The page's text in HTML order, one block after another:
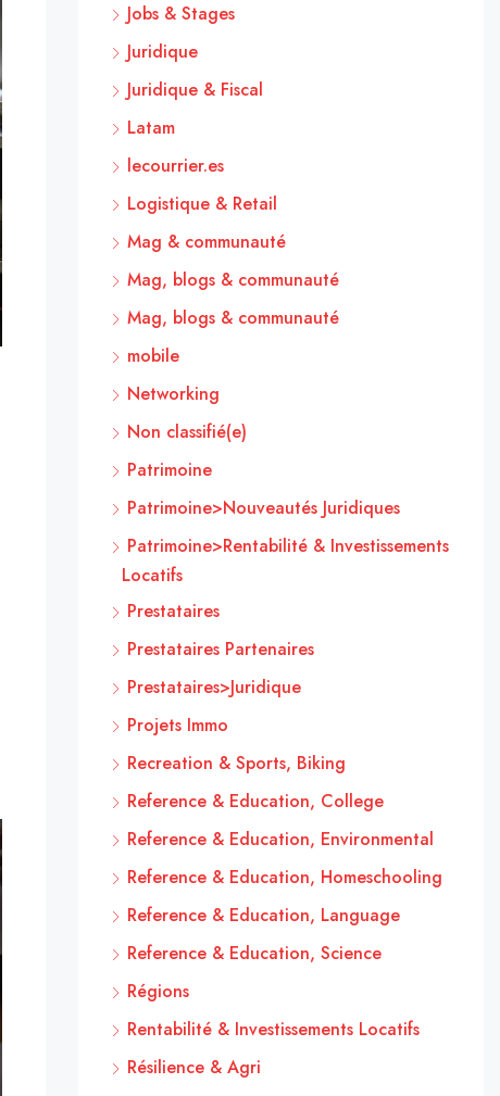
Jobs & Stages
Juridique
Juridique & Fiscal
Latam
lecourrier.es
Logistique & Retail
Mag & communauté
Mag, blogs & communauté
Mag, blogs & communauté
mobile
Networking
Non classifié(e)
Patrimoine
Patrimoine>Nouveautés Juridiques
Patrimoine>Rentabilité & Investissements
Locatifs
Prestataires
Prestataires Partenaires
Prestataires>Juridique
Projets Immo
Recreation & Sports, Biking
Reference & Education, College
Reference & Education, Environmental
Reference & Education, Homeschooling
Reference & Education, Language
Reference & Education, Science
Régions
Rentabilité & Investissements Locatifs
Résilience & Agri